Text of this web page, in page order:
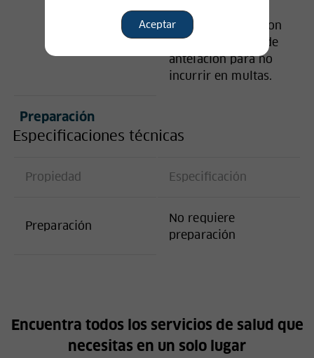
o cancelar tu cita,
debes realizarlo con
más de 24 horas de
antelación para no
incurrir en multas.
Preparación
Especificaciones técnicas
Propiedad Especificación
Preparación
No requiere
preparación
Aceptar
Encuentra todos los servicios de salud que
necesitas en un solo lugar